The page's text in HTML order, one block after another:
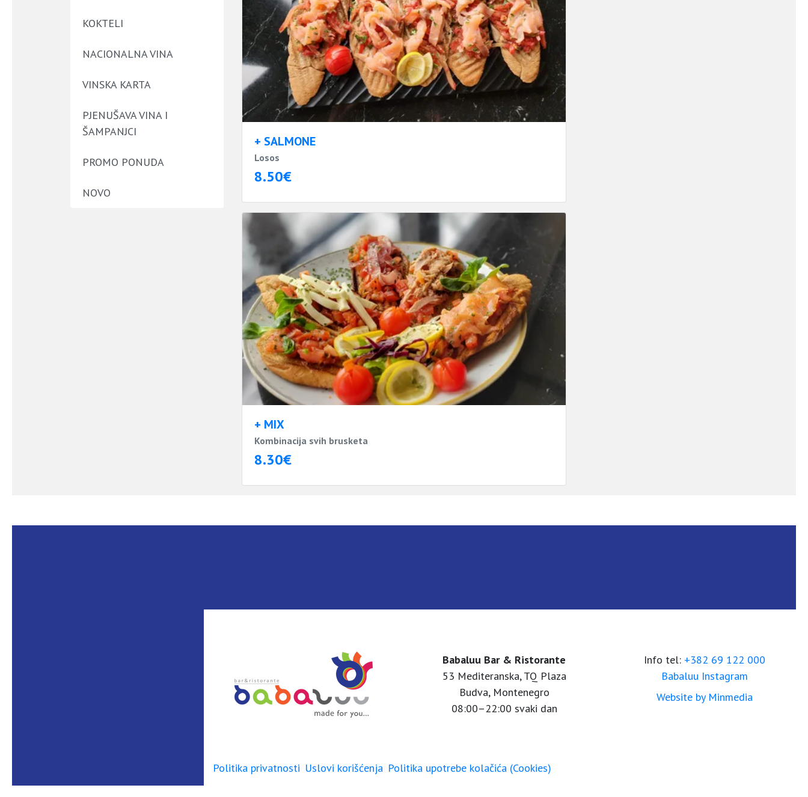
KOKTELI
NACIONALNA VINA
VINSKA KARTA
PJENUŠAVA VINA I
ŠAMPANJCI
PROMO PONUDA
NOVO
+ SALMONE
Losos
8.50€
+ MIX
Kombinacija svih brusketa
8.30€
Babaluu Bar & Ristorante
53 Mediteranska, TQ Plaza
Budva, Montenegro
08:00–22:00 svaki dan
Info tel: +382 69 122 000
Babaluu Instagram
Website by Minmedia
Politika privatnosti Uslovi korišćenja Politika upotrebe kolačića (Cookies)